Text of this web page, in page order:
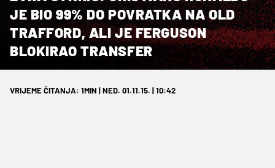
JE BIO 99% DO POVRATKA NA OLD
TRAFFORD, ALI JE FERGUSON
BLOKIRAO TRANSFER
VRIJEME ČITANJA: 1MIN | NED. 01.11.15. | 10:42